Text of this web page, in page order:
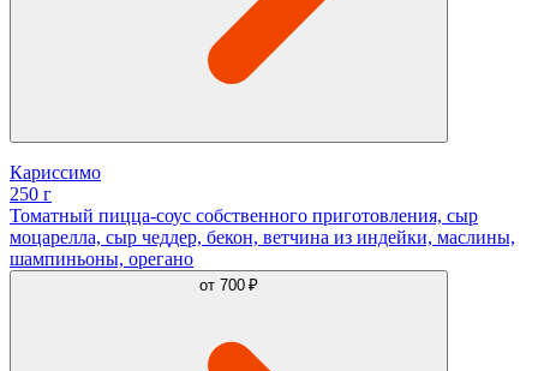
Кариссимо
250 г
Томатный пицца-соус собственного приготовления, сыр
моцарелла, сыр чеддер, бекон, ветчина из индейки, маслины,
шампиньоны, орегано
от 700 ₽